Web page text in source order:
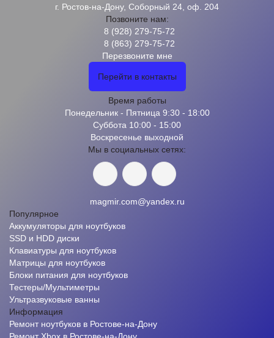
г. Ростов-на-Дону, Соборный 24, оф. 204
Позвоните нам:
8 (928) 279-75-72
8 (863) 279-75-72
Перезвоните мне
Перейти в контакты
Время работы
Понедельник - Пятница 9:30 - 18:00
Суббота 10:00 - 15:00
Воскресенье выходной
Мы в социальных сетях:
magmir.com@yandex.ru
Популярное
Аккумуляторы для ноутбуков
SSD и HDD диски
Клавиатуры для ноутбуков
Матрицы для ноутбуков
Блоки питания для ноутбуков
Тестеры/Мультиметры
Ультразвуковые ванны
Информация
Ремонт ноутбуков в Ростове-на-Дону